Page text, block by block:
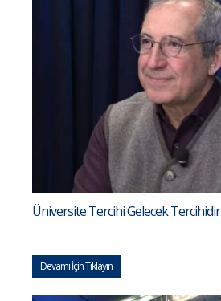
Üniversite Tercihi Gelecek Tercihidir
Devamı İçin Tıklayın